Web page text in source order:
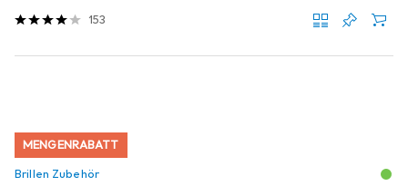
153
MENGENRABATT
Brillen Zubehör